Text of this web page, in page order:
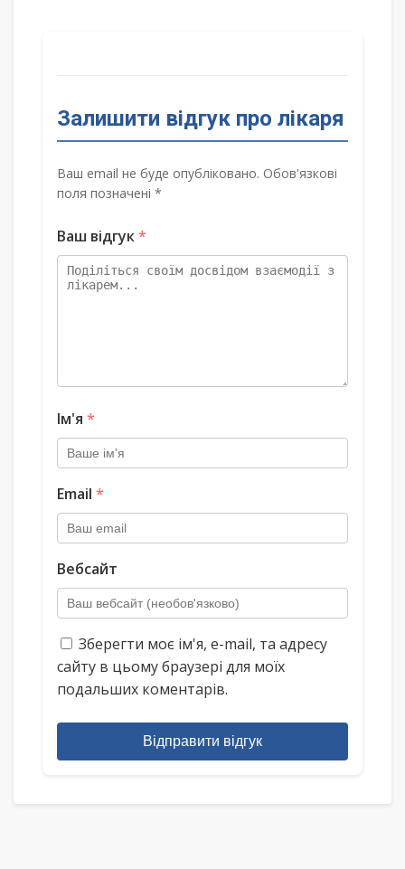
Залишити відгук про лікаря
Ваш email не буде опубліковано. Обов'язкові
поля позначені *
Ваш відгук*
Ім'я *
Email *
Вебсайт
Зберегти моє ім'я, e-mail, та адресу
сайту в цьому браузері для моїх
подальших коментарів.
Відправити відгук